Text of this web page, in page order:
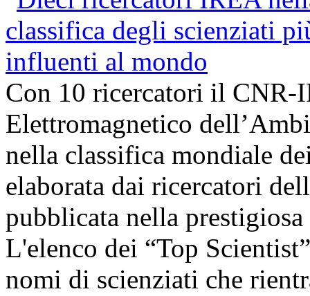
Con 10 ricercatori il
Elettromagnetico
nella classifica mondiale
elaborata dai ricercatori
pubblicata nella
L'elenco dei “Top
nomi di scienziati che